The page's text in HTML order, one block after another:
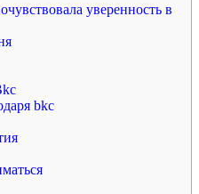
уверенность в
bkc